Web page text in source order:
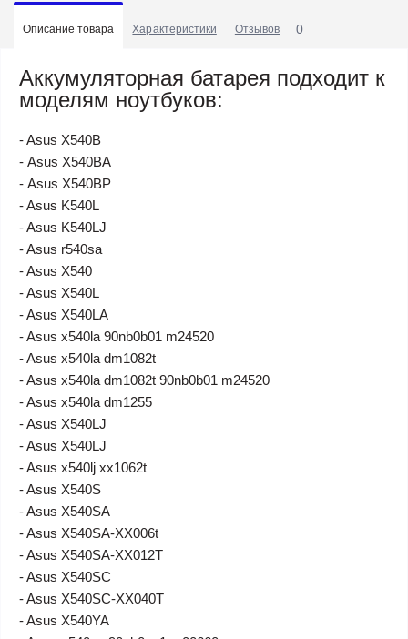
Описание товара Характеристики Отзывов 0
Аккумуляторная батарея подходит к
моделям ноутбуков:
- Asus X540B
- Asus X540BA
- Asus X540BP
- Asus K540L
- Asus K540LJ
- Asus r540sa
- Asus X540
- Asus X540L
- Asus X540LA
- Asus x540la 90nb0b01 m24520
- Asus x540la dm1082t
- Asus x540la dm1082t 90nb0b01 m24520
- Asus x540la dm1255
- Asus X540LJ
- Asus X540LJ
- Asus x540lj xx1062t
- Asus X540S
- Asus X540SA
- Asus X540SA-XX006t
- Asus X540SA-XX012T
- Asus X540SC
- Asus X540SC-XX040T
- Asus X540YA